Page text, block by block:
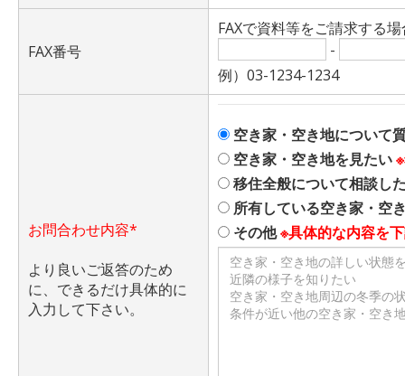
FAX番号
FAXで資料等をご請求する
-
例）03-1234-1234
お問合わせ内容*
より良いご返答のため
に、できるだけ具体的に
入力して下さい。
空き家・空き地について
空き家・空き地を見たい
移住全般について相談し
所有している空き家・空
その他※具体的な内容を